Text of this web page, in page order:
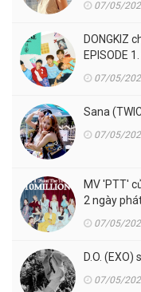
07/05/
DONGKIZ
EPISODE
07/05/
Sana
07/05/
MV 'PTT'
2 ngày
07/05/
D.O.
07/05/